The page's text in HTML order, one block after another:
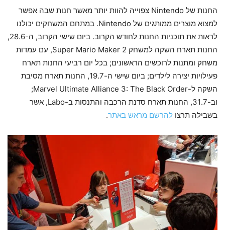
החנות של Nintendo צפוייה להוות יותר מאשר חנות שבה אפשר
למצוא מוצרים ממותגים של Nintendo. במתחם המשחקים יכולנו
לראות את תוכניות החנות לחודש הקרוב. ביום שישי הקרוב, ה-28.6,
החנות תארח השקה למשחק Super Mario Maker 2, עם עמדות
משחק ומתנות לרוכשים הראשונים; בכל יום רביעי החנות תארח
פעילויות יצירה לילדים; ביום שישי ה-19.7, החנות תארח מסיבת
השקה ל-Marvel Ultimate Alliance 3: The Black Order;
וב-31.7, החנות תארח סדנת הרכבה והתנסות ב-Labo, אשר
בשבילה תרצו להרשם מראש באתר.